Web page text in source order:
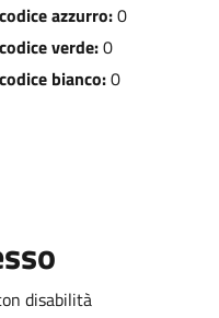
azzurro:0
verde:0
bianco:0
disabilità